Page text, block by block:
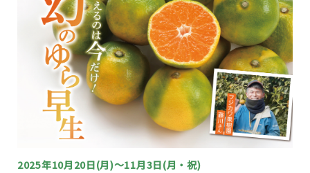
2025年10月20日(月)～11月3日(月・祝)